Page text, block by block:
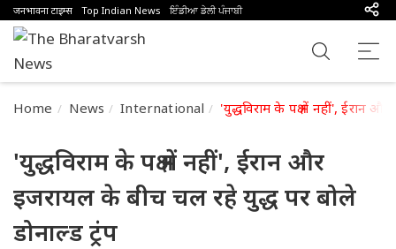
जनभावना टाइम्स Top Indian News ਇੰਡੀਆ ਡੇਲੀ ਪੰਜਾਬੀ
Home News International 'युद्धविराम के पक्ष में नहीं', ईरान
'युद्धविराम के पक्ष में नहीं', ईरान और
इजरायल के बीच चल रहे युद्ध पर बोले
डोनाल्ड ट्रंप